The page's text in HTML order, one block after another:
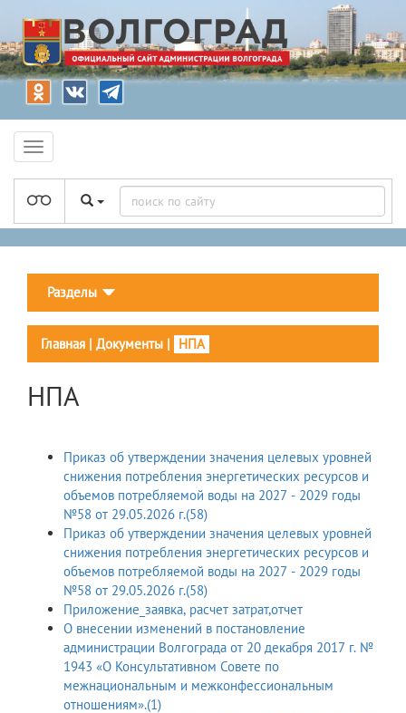
Разделы
Главная | Документы | НПА
НПА
Приказ об утверждении значения целевых уровней
снижения потребления энергетических ресурсов и
объемов потребляемой воды на 2027 - 2029 годы
№58 от 29.05.2026 г.(58)
Приказ об утверждении значения целевых уровней
снижения потребления энергетических ресурсов и
объемов потребляемой воды на 2027 - 2029 годы
№58 от 29.05.2026 г.(58)
Приложение_заявка, расчет затрат,отчет
О внесении изменений в постановление
администрации Волгограда от 20 декаб­ря 2017 г. №
1943 «О Консультативном Совете по
межнациональным и межкон­фессиональным
отношениям».(1)